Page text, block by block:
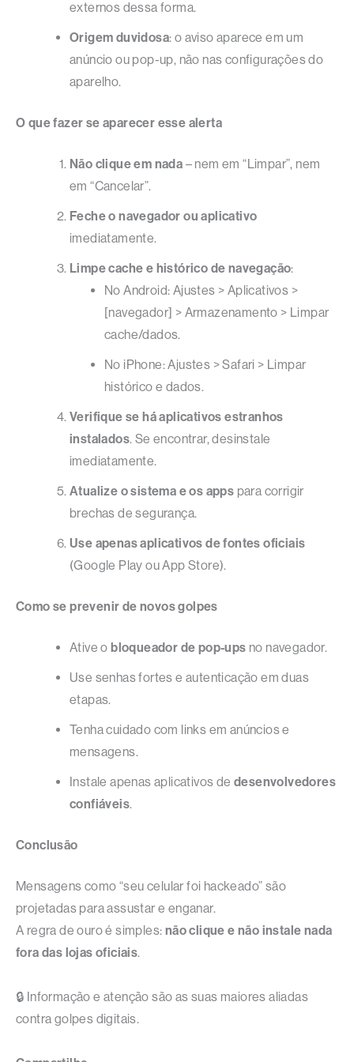
externos dessa forma.
Origem duvidosa: o aviso aparece em um
anúncio ou pop-up, não nas configurações do
aparelho.
O que fazer se aparecer esse alerta
Não clique em nada – nem em “Limpar”, nem
em “Cancelar”.
Feche o navegador ou aplicativo
imediatamente.
Limpe cache e histórico de navegação:
No Android: Ajustes > Aplicativos >
[navegador] > Armazenamento > Limpar
cache/dados.
No iPhone: Ajustes > Safari > Limpar
histórico e dados.
Verifique se há aplicativos estranhos
instalados. Se encontrar, desinstale
imediatamente.
Atualize o sistema e os apps para corrigir
brechas de segurança.
Use apenas aplicativos de fontes oficiais
(Google Play ou App Store).
Como se prevenir de novos golpes
Ative o bloqueador de pop-ups no navegador.
Use senhas fortes e autenticação em duas
etapas.
Tenha cuidado com links em anúncios e
mensagens.
Instale apenas aplicativos de desenvolvedores
confiáveis.
Conclusão
Mensagens como “seu celular foi hackeado” são
projetadas para assustar e enganar.
A regra de ouro é simples: não clique e não instale nada
fora das lojas oficiais.
🔒 Informação e atenção são as suas maiores aliadas
contra golpes digitais.